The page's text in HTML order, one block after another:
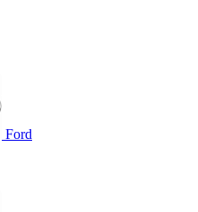
Ford